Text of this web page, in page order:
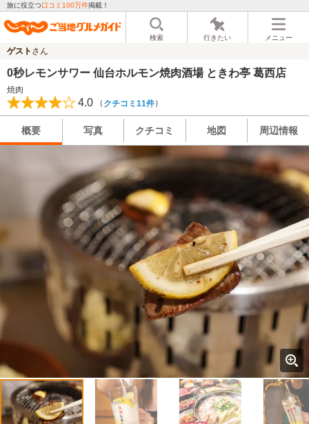
旅に役立つ口コミ100万件掲載！
検索 行きたい メニュー
ゲスト さん
0秒レモンサワー 仙台ホルモン焼肉酒場 ときわ亭 葛西店
焼肉
4.0 （ クチコミ11件）
概要 写真 クチコミ 地図 周辺情報